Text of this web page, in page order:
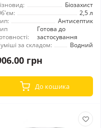
Біозахист
2,5 л
Антисептик
Готова до
застосування
за складом:
Водний
грн
До кошика